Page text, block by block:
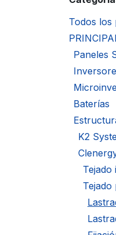
Todos los
Paneles
Baterías
K2
Tejado
Tejado